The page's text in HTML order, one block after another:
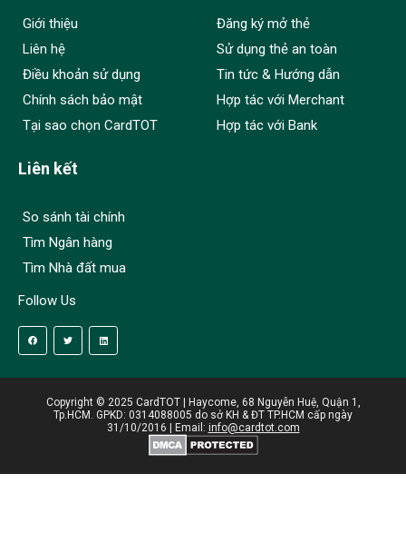
Giới thiệu
Liên hệ
Điều khoản sử dụng
Chính sách bảo mật
Tại sao chọn CardTOT
Đăng ký mở thẻ
Sử dụng thẻ an toàn
Tin tức & Hướng dẫn
Hợp tác với Merchant
Hợp tác với Bank
Liên kết
So sánh tài chính
Tìm Ngân hàng
Tìm Nhà đất mua
Follow Us
Copyright © 2025 CardTOT | Haycome, 68 Nguyễn Huệ, Quận 1,
Tp.HCM. GPKD: 0314088005 do sở KH & ĐT TP.HCM cấp ngày
31/10/2016 | Email: info@cardtot.com